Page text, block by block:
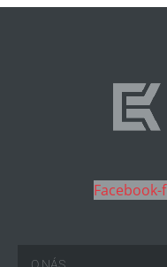
Facebook-f